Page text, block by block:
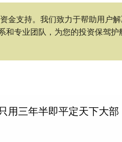
支持。我们致力于帮助用户
专业团队，为您的投资保驾
用三年半即平定天下大